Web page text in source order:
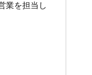
業を担当し